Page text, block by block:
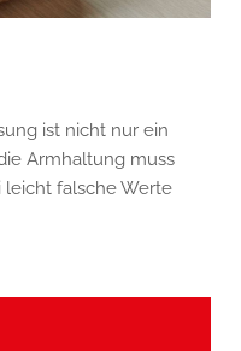
ist nicht nur ein
Armhaltung muss
falsche Werte